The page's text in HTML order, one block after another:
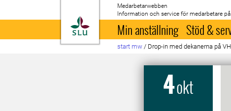
Till startsida
Medarbetarwebben
Information och service för medarbetare på
Min anställning Stöd &
start mw / Drop-in med dekanerna på VH
4okt